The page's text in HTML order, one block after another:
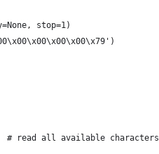
stop=1)
# read all available characters